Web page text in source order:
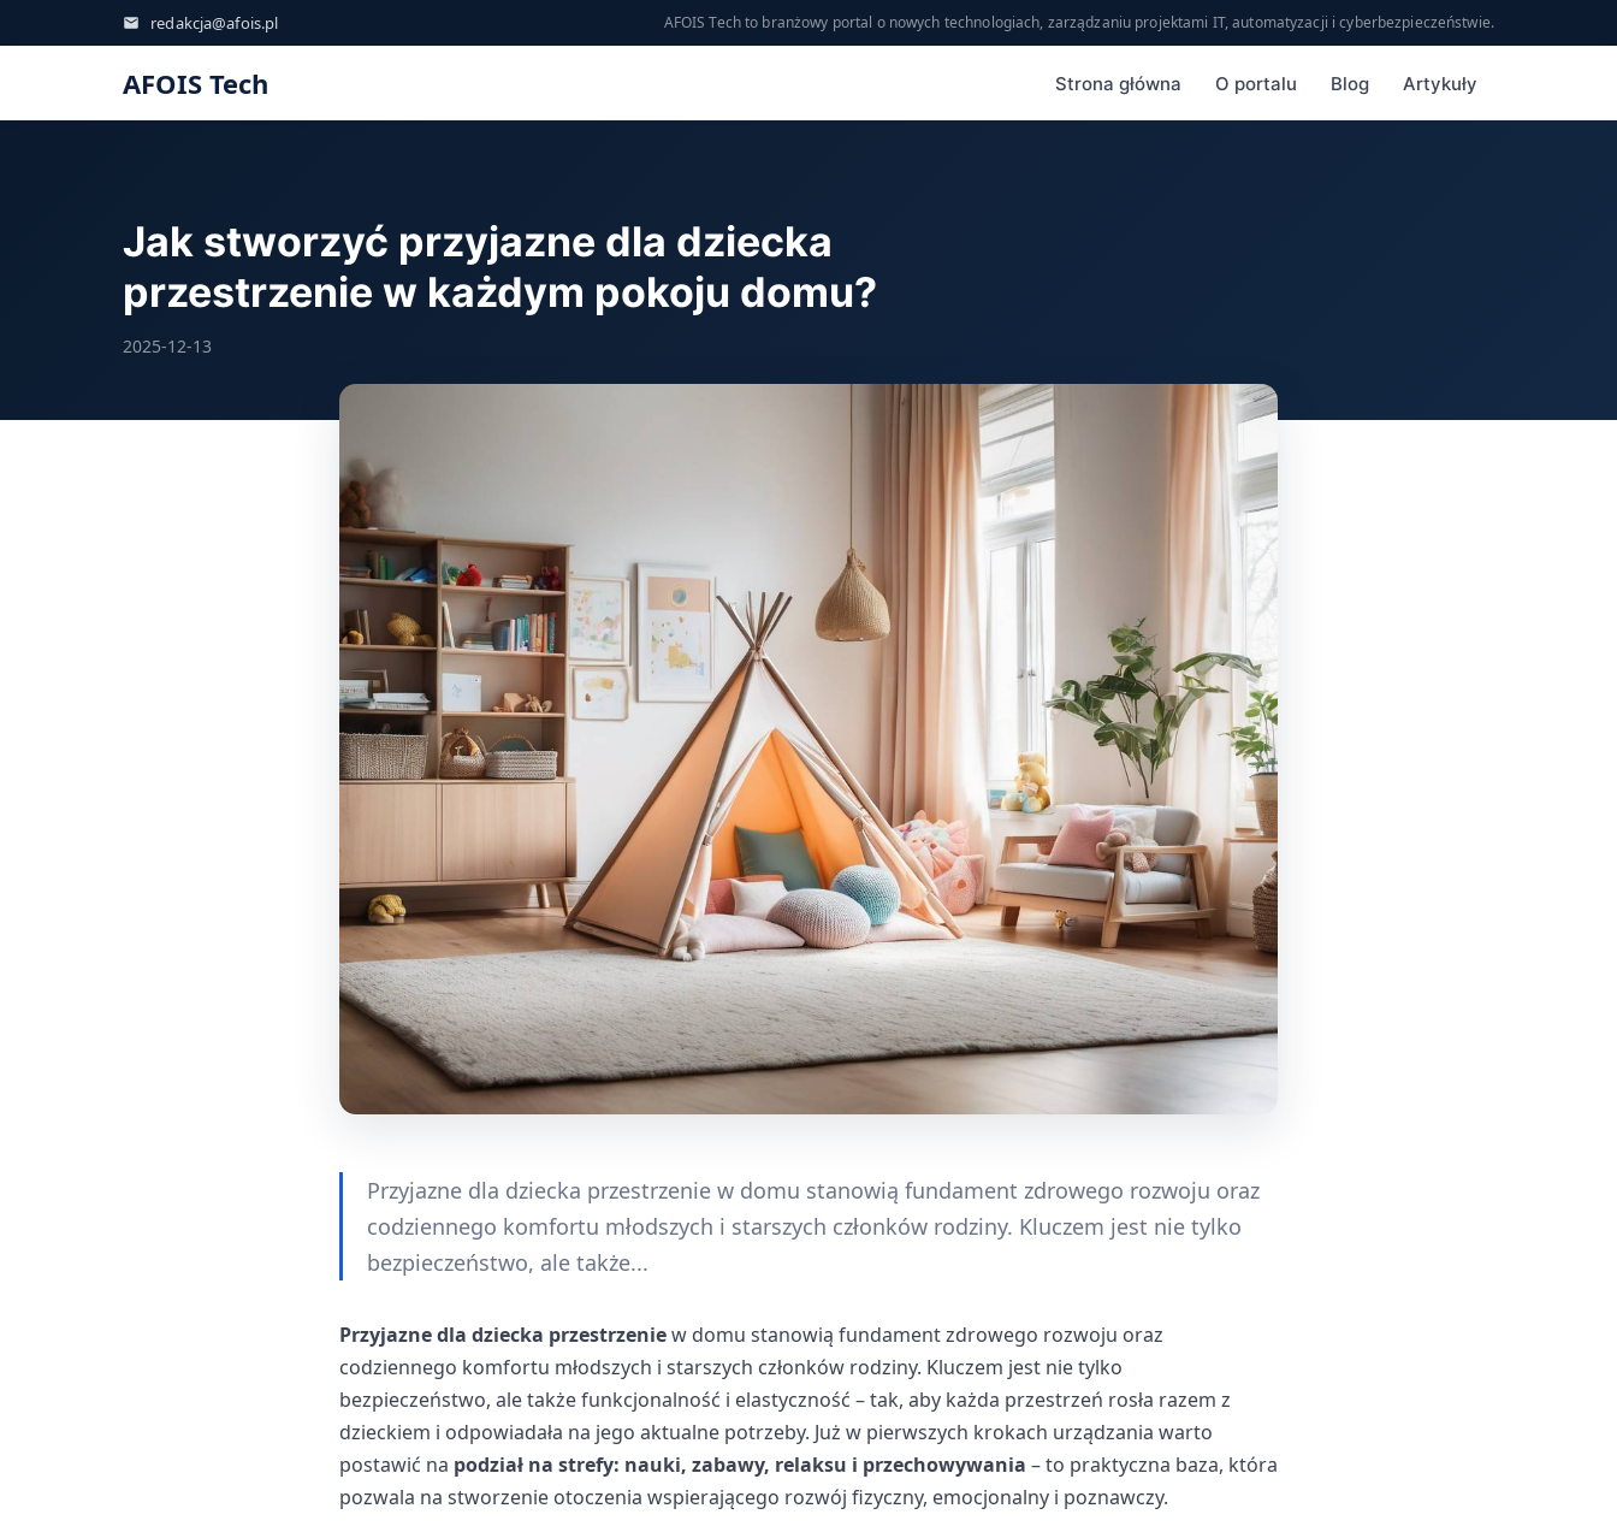
redakcja@afois.pl AFOIS Tech to branżowy portal o nowych technologiach, zarządzaniu projektami IT, automatyzacji i cyberbezpieczeństwie.
AFOIS Tech Strona główna O portalu Blog Artykuły
Jak stworzyć przyjazne dla dziecka
przestrzenie w każdym pokoju domu?
2025-12-13
Przyjazne dla dziecka przestrzenie w domu stanowią fundament zdrowego rozwoju oraz
codziennego komfortu młodszych i starszych członków rodziny. Kluczem jest nie tylko
bezpieczeństwo, ale także...
Przyjazne dla dziecka przestrzeniew domu stanowią fundament zdrowego rozwoju oraz
codziennego komfortu młodszych i starszych członków rodziny. Kluczem jest nie tylko
bezpieczeństwo, ale także funkcjonalność i elastyczność – tak, aby każda przestrzeń rosła razem z
dzieckiem i odpowiadała na jego aktualne potrzeby. Już w pierwszych krokach urządzania warto
postawić na podział na strefy: nauki, zabawy, relaksu i przechowywania – to praktyczna baza, która
pozwala na stworzenie otoczenia wspierającego rozwój fizyczny, emocjonalny i poznawczy.